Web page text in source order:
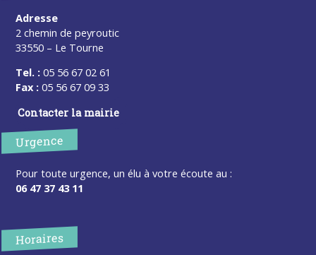
Adresse
2 chemin de peyroutic
33550 – Le Tourne
Tel. : 05 56 67 02 61
Fax : 05 56 67 09 33
Contacter la mairie
Urgence
Pour toute urgence, un élu à votre écoute au :
06 47 37 43 11
Horaires